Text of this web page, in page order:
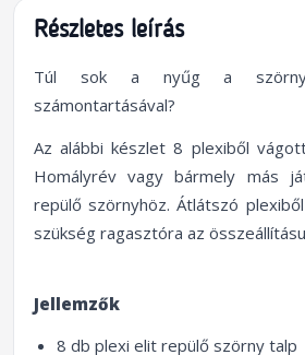
Részletes leírás
Túl sok a nyűg a
számontartásával?
Az alábbi készlet 8 plexiből
Homályrév vagy bármely más
repülő szörnyhöz. Átlátszó
szükség ragasztóra az
Jellemzők
8 db plexi elit repülő szörny talp